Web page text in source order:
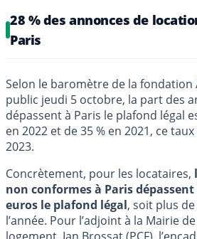
28 % des annonces de
Paris
Selon le baromètre de la fondation
public jeudi 5 octobre, la part des
dépassent à Paris le plafond légal
en 2022 et de 35 % en 2021, ce
2023.
Concrètement, pour les locataires,
non conformes à Paris
euros le plafond légal, soit plus
l’année. Pour l’adjoint à la Mairie